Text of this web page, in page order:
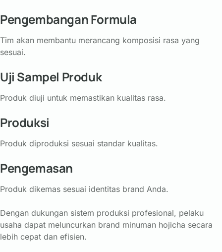
PengembanganFormula
Tim akan membantu merancang komposisi rasa yang
sesuai.
Uji Sampel Produk
Produk diuji untuk memastikan kualitas rasa.
Produksi
Produk diproduksi sesuai standar kualitas.
Pengemasan
Produk dikemas sesuai identitas brand Anda.
Dengan dukungan sistem produksi profesional, pelaku
usaha dapat meluncurkan brand minuman hojicha secara
lebih cepat dan efisien.